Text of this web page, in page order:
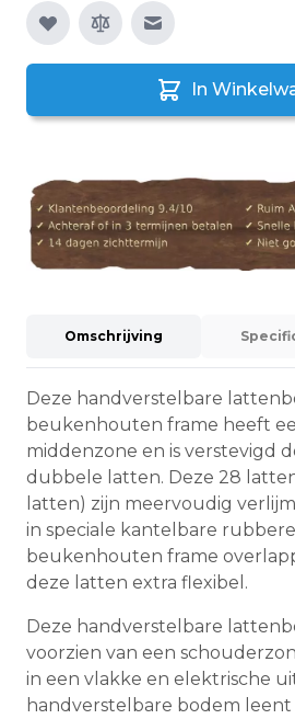
E-mail naar een
In
Omschrijving
Deze handverstelbare
beukenhouten frame heeft
middenzone en is verstevigd
dubbele latten. Deze 28 latten
latten) zijn meervoudig
in speciale kantelbare
beukenhouten frame
deze latten extra flexibel.
Deze handverstelbare
voorzien van een
in een vlakke en elektrische
handverstelbare bodem